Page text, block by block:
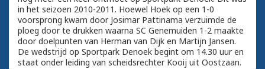
in het seizoen 2010-2011. Hoewel Hoek op een 1-0
voorsprong kwam door Josimar Pattinama verzuimde de
ploeg door te drukken waarna SC Genemuiden 1-2 maakte
door doelpunten van Herman van Dijk en Martijn Jansen.
De wedstrijd op Sportpark Denoek begint om 14.30 uur en
staat onder leiding van scheidsrechter Kooij uit Oostzaan.